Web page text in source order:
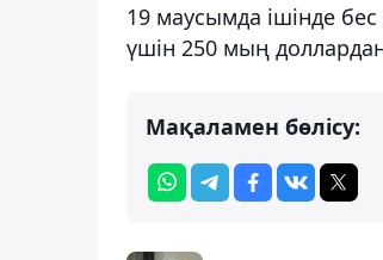
19 маусымда ішінде
үшін 250 мың
Мақаламен бөлісу: